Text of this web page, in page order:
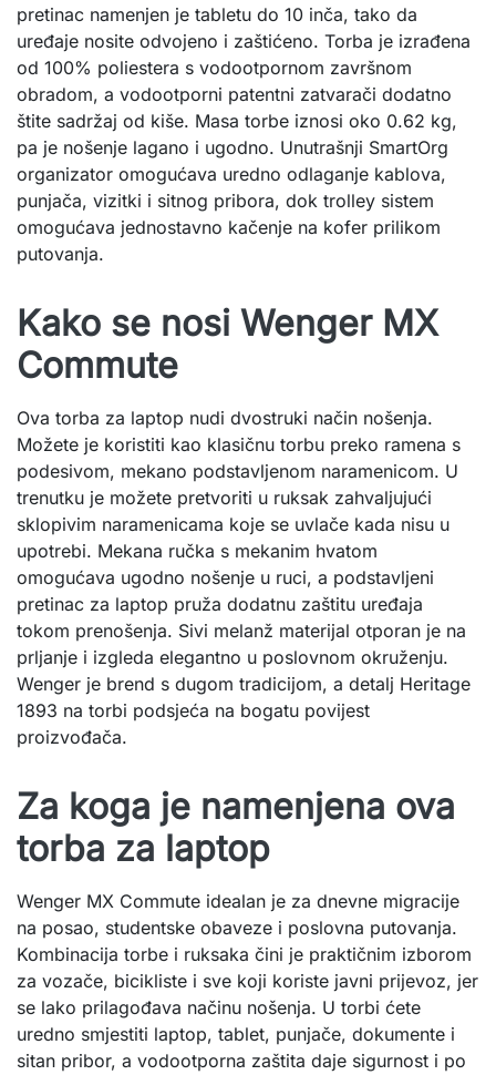
pretinac namenjen je tabletu do 10 inča, tako da
uređaje nosite odvojeno i zaštićeno. Torba je izrađena
od 100% poliestera s vodootpornom završnom
obradom, a vodootporni patentni zatvarači dodatno
štite sadržaj od kiše. Masa torbe iznosi oko 0.62 kg,
pa je nošenje lagano i ugodno. Unutrašnji SmartOrg
organizator omogućava uredno odlaganje kablova,
punjača, vizitki i sitnog pribora, dok trolley sistem
omogućava jednostavno kačenje na kofer prilikom
putovanja.
Kako se nosi Wenger MX
Commute
Ova torba za laptop nudi dvostruki način nošenja.
Možete je koristiti kao klasičnu torbu preko ramena s
podesivom, mekano podstavljenom naramenicom. U
trenutku je možete pretvoriti u ruksak zahvaljujući
sklopivim naramenicama koje se uvlače kada nisu u
upotrebi. Mekana ručka s mekanim hvatom
omogućava ugodno nošenje u ruci, a podstavljeni
pretinac za laptop pruža dodatnu zaštitu uređaja
tokom prenošenja. Sivi melanž materijal otporan je na
prljanje i izgleda elegantno u poslovnom okruženju.
Wenger je brend s dugom tradicijom, a detalj Heritage
1893 na torbi podsjeća na bogatu povijest
proizvođača.
Za koga je namenjena ova
torba za laptop
Wenger MX Commute idealan je za dnevne migracije
na posao, studentske obaveze i poslovna putovanja.
Kombinacija torbe i ruksaka čini je praktičnim izborom
za vozače, bicikliste i sve koji koriste javni prijevoz, jer
se lako prilagođava načinu nošenja. U torbi ćete
uredno smjestiti laptop, tablet, punjače, dokumente i
sitan pribor, a vodootporna zaštita daje sigurnost i po